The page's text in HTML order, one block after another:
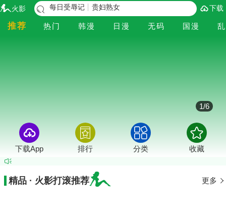
火影 每日受辱记 贵妇熟女 下载
推荐 热门 韩漫 日漫 无码 国漫
1/6
下载App 排行 分类 收藏
精品 · 火影打滚推荐 更多